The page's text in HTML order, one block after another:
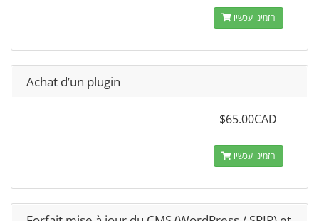
הזמינו עכשיו
Achat d’un plugin
$65.00CAD
הזמינו עכשיו